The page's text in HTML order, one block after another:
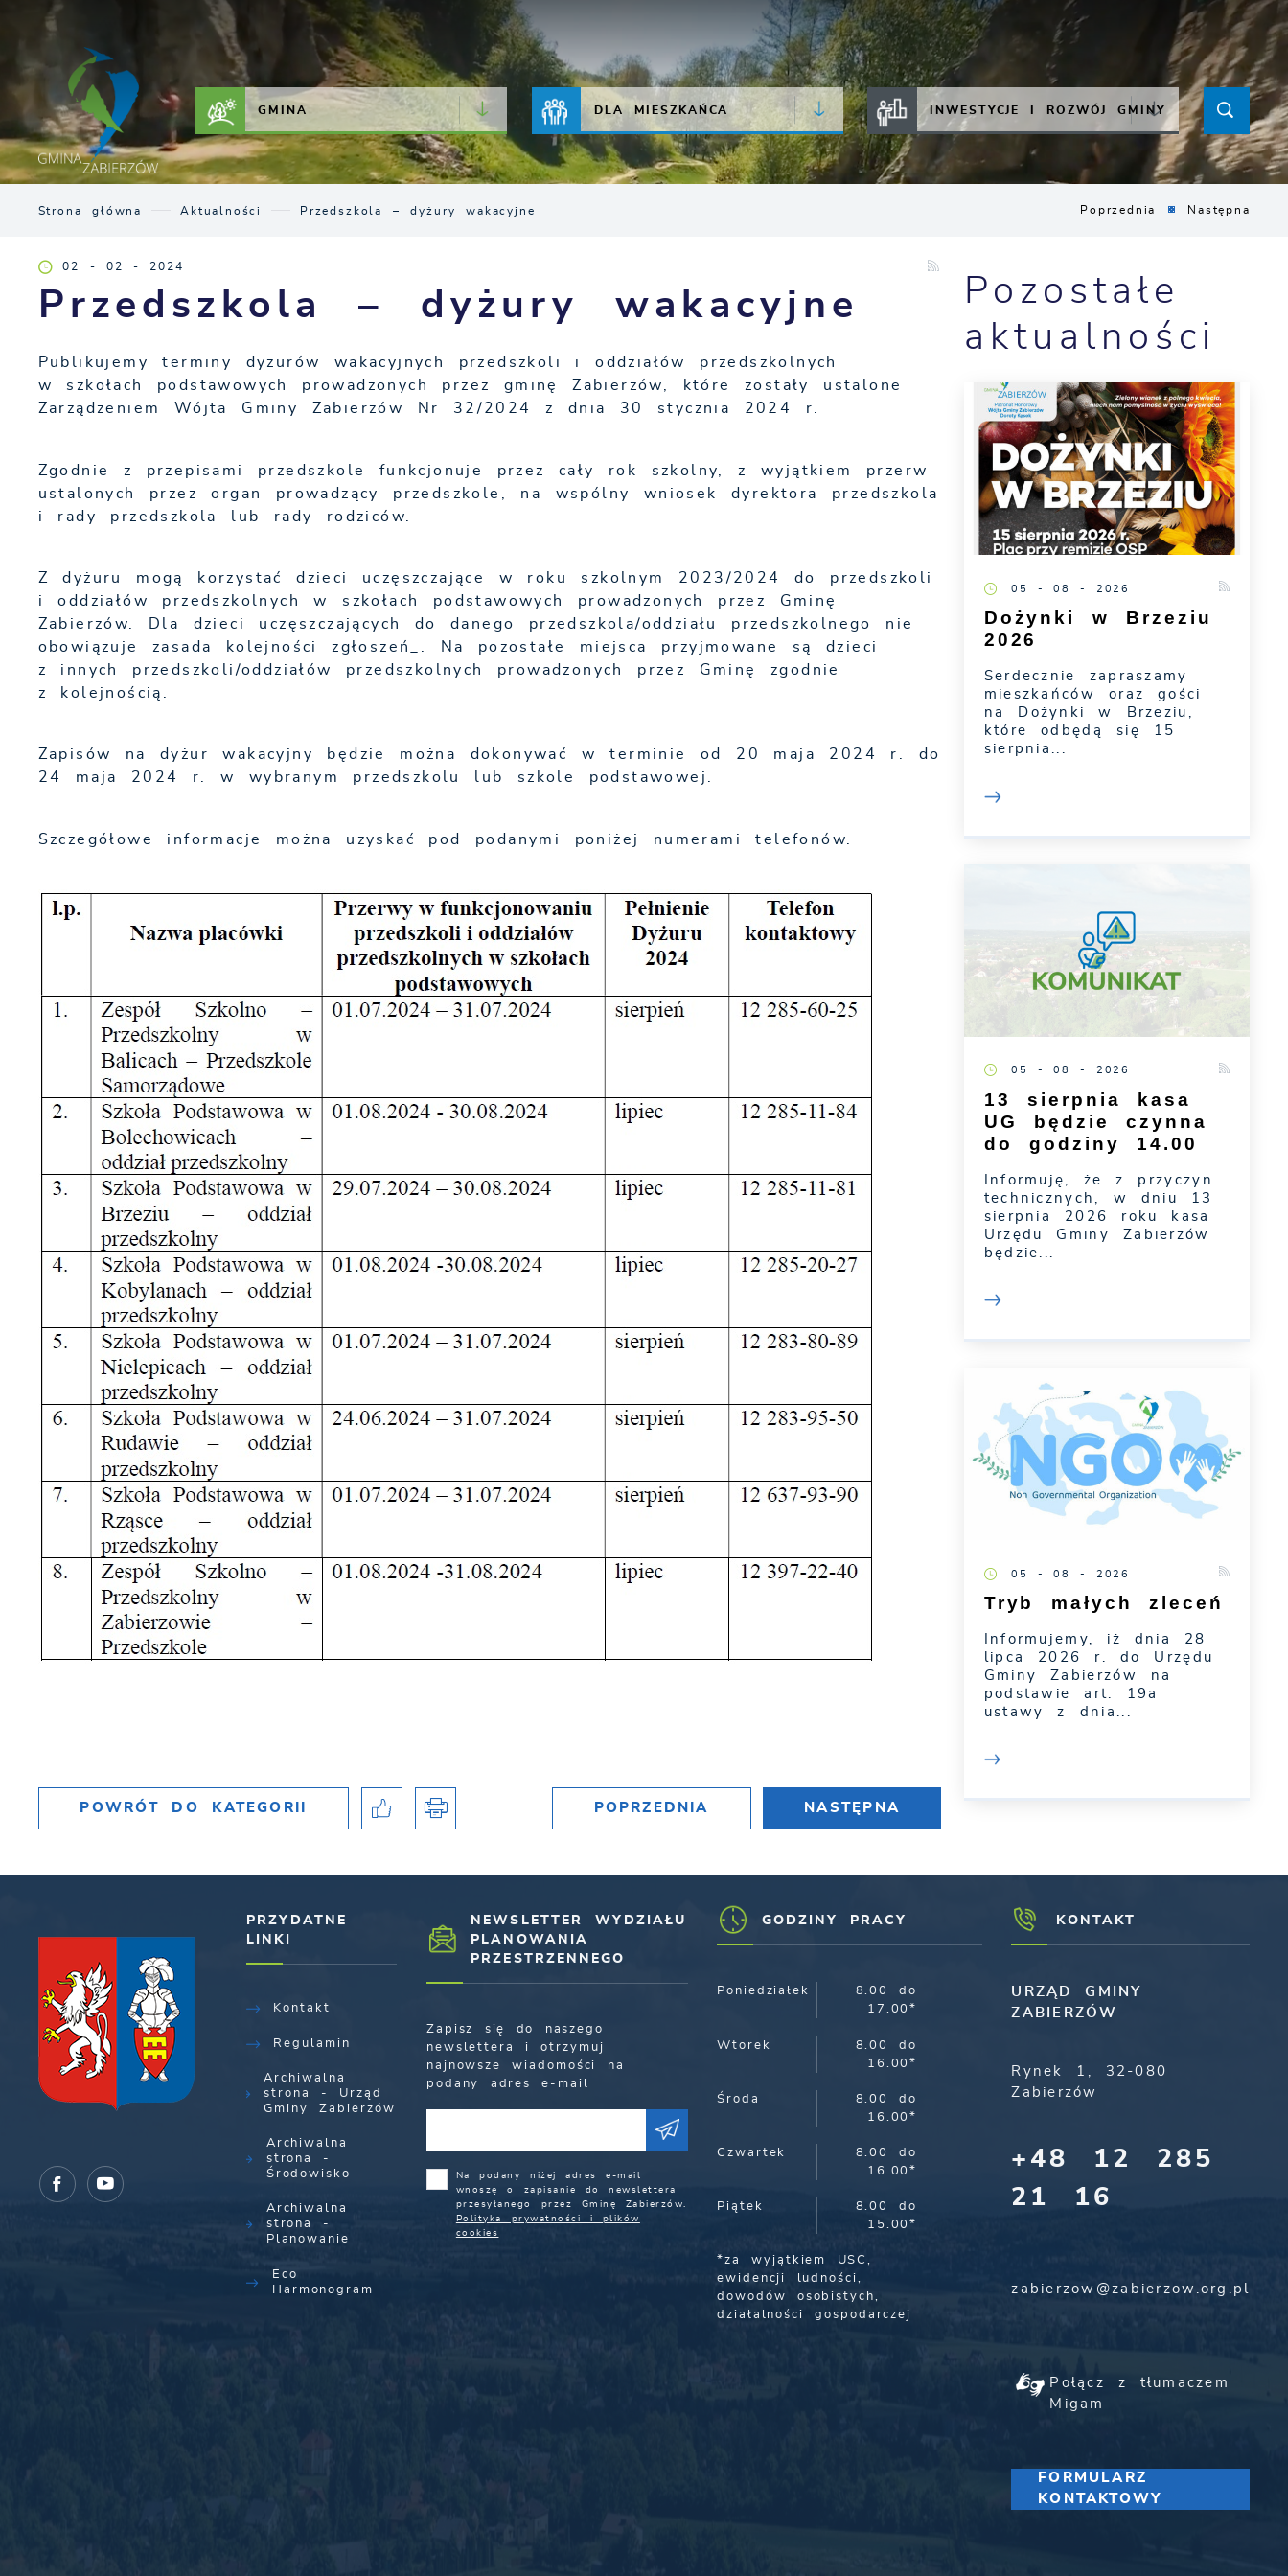
Przejdź do menu.
Przejdź do wyszukiwarki.
Przejdź do treści.
Przejdź do ustawień wielkości czcionki.
Włącz wersję kontrastową strony.
KONTAKT JAKOŚĆ POWIETRZA
GMINA DLA MIESZKAŃCA INWESTYCJE I ROZWÓJ GMINY
Strona główna Aktualności Przedszkola – dyżury wakacyjne Poprzednia Następna
02 - 02 - 2024
Przedszkola – dyżury wakacyjne
Publikujemy terminy dyżurów wakacyjnych przedszkoli i oddziałów przedszkolnych
w szkołach podstawowych prowadzonych przez gminę Zabierzów, które zostały ustalone
Zarządzeniem Wójta Gminy Zabierzów Nr 32/2024 z dnia 30 stycznia 2024 r.
Zgodnie z przepisami przedszkole funkcjonuje przez cały rok szkolny, z wyjątkiem przerw
ustalonych przez organ prowadzący przedszkole, na wspólny wniosek dyrektora przedszkola
i rady przedszkola lub rady rodziców.
Z dyżuru mogą korzystać dzieci uczęszczające w roku szkolnym 2023/2024 do przedszkoli
i oddziałów przedszkolnych w szkołach podstawowych prowadzonych przez Gminę
Zabierzów. Dla dzieci uczęszczających do danego przedszkola/oddziału przedszkolnego nie
obowiązuje zasada kolejności zgłoszeń_. Na pozostałe miejsca przyjmowane są dzieci
z innych przedszkoli/oddziałów przedszkolnych prowadzonych przez Gminę zgodnie
z kolejnością.
Zapisów na dyżur wakacyjny będzie można dokonywać w terminie od 20 maja 2024 r. do
24 maja 2024 r. w wybranym przedszkolu lub szkole podstawowej.
Szczegółowe informacje można uzyskać pod podanymi poniżej numerami telefonów.
POWRÓT DO KATEGORII POPRZEDNIA NASTĘPNA
Pozostałe
aktualności
05 - 08 - 2026
Dożynki w Brzeziu
2026
Serdecznie zapraszamy
mieszkańców oraz gości
na Dożynki w Brzeziu,
które odbędą się 15
sierpnia...
05 - 08 - 2026
13 sierpnia kasa
UG będzie czynna
do godziny 14.00
Informuję, że z przyczyn
technicznych, w dniu 13
sierpnia 2026 roku kasa
Urzędu Gminy Zabierzów
będzie...
05 - 08 - 2026
Tryb małych zleceń
Informujemy, iż dnia 28
lipca 2026 r. do Urzędu
Gminy Zabierzów na
podstawie art. 19a
ustawy z dnia...
PRZYDATNE
LINKI
Kontakt
Regulamin
Archiwalna
strona - Urząd
Gminy Zabierzów
Archiwalna
strona -
Środowisko
Archiwalna
strona -
Planowanie
Eco
Harmonogram
NEWSLETTER WYDZIAŁU
PLANOWANIA
PRZESTRZENNEGO
Zapisz się do naszego
newslettera i otrzymuj
najnowsze wiadomości na
podany adres e-mail
Na podany niżej adres e-mail
wnoszę o zapisanie do newslettera
przesyłanego przez Gminę Zabierzów.
Polityka prywatności i plików
cookies
GODZINY PRACY
Poniedziałek
8.00 do
17.00*
Wtorek
8.00 do
16.00*
Środa
8.00 do
16.00*
Czwartek
8.00 do
16.00*
Piątek
8.00 do
15.00*
*za wyjątkiem USC,
ewidencji ludności,
dowodów osobistych,
działalności gospodarczej
KONTAKT
URZĄD GMINY
ZABIERZÓW
Rynek 1, 32-080
Zabierzów
+48 12 285
21 16
zabierzow@zabierzow.org.pl
Połącz z tłumaczem
Migam
FORMULARZ
KONTAKTOWY